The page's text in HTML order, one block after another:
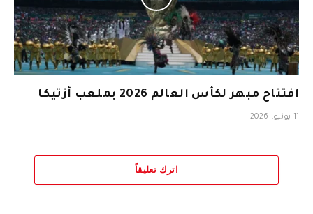
افتتاح مبهر لكأس العالم 2026 بملعب أزتيكا
11 يونيو، 2026
اترك تعليقاً